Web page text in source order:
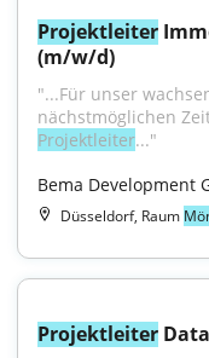
Projektleiter
(m/w/d)
"...Für unser
Projektleiter..."
Bema Development
Düsseldorf, Raum
Projektleiter